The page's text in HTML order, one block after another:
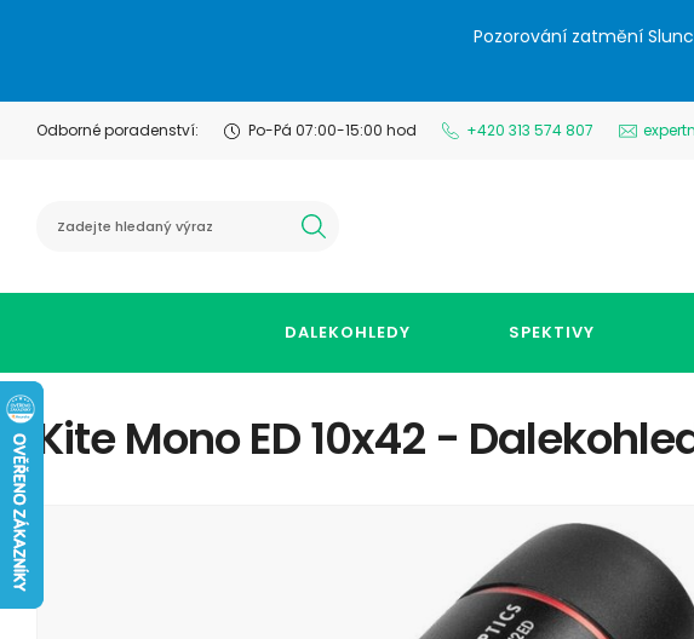
Pozorování zatmění
Odborné poradenství: Po-Pá 07:00-15:00 hod +420 313 574 807
DALEKOHLEDY SPEKTIVY
Kite Mono ED 10x42 -